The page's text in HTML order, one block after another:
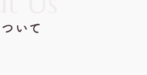
いて